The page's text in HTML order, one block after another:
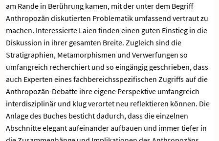
am Rande in Berührung kamen, mit der unter dem Begriff
Anthropozän diskutierten Problematik umfassend vertraut zu
machen. Interessierte Laien finden einen guten Einstieg in die
Diskussion in ihrer gesamten Breite. Zugleich sind die
Stratigraphien, Metamorphismen und Verwerfungen so
umfangreich recherchiert und so eingängig geschrieben, dass
auch Experten eines fachbereichsspezifischen Zugriffs auf die
Anthropozän-Debatte ihre eigene Perspektive umfangreich
interdisziplinär und klug verortet neu reflektieren können. Die
Anlage des Buches besticht dadurch, dass die einzelnen
Abschnitte elegant aufeinander aufbauen und immer tiefer in